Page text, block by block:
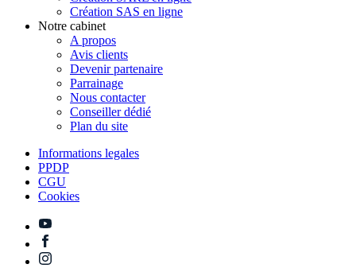
Création SAS en ligne
Notre cabinet
A propos
Avis clients
Devenir partenaire
Parrainage
Nous contacter
Conseiller dédié
Plan du site
Informations legales
PPDP
CGU
Cookies